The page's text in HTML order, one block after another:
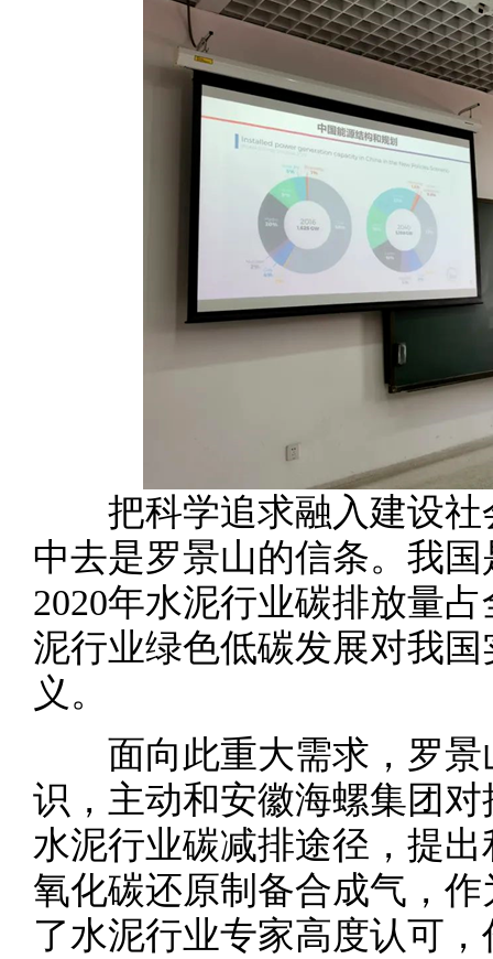
把科学追求融入建设社
中去是罗景山的信条。我
2020年水泥行业碳排放量
泥行业绿色低碳发展对我
义。
面向此重大需求，罗景
识，主动和安徽海螺集团
水泥行业碳减排途径，提
氧化碳还原制备合成气，
了水泥行业专家高度认可